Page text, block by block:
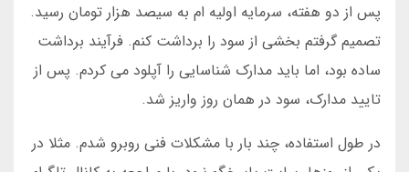
پس از دو هفته، سرمایه اولیه ام به سیصد هزار تومان رسید.
تصمیم گرفتم بخشی از سود را برداشت کنم. فرآیند برداشت
ساده بود، اما باید مدارک شناسایی را آپلود می کردم. پس از
تایید مدارک، سود در همان روز واریز شد.
در طول استفاده، چند بار با مشکلات فنی روبرو شدم. مثلا در